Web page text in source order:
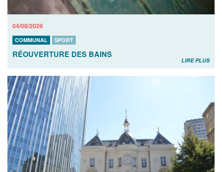
04/08/2026
COMMUNAL SPORT
RÉOUVERTURE DES BAINS
LIRE PLUS